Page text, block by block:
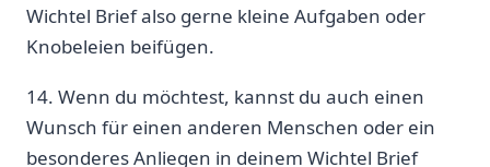
Wichtel Brief also gerne kleine Aufgaben oder
Knobeleien beifügen.
14. Wenn du möchtest, kannst du auch einen
Wunsch für einen anderen Menschen oder ein
besonderes Anliegen in deinem Wichtel Brief